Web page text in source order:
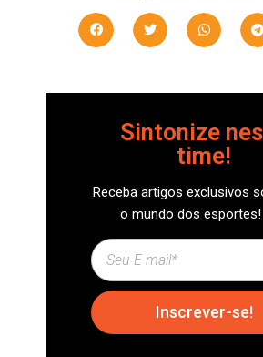
Sintonize
time!
Receba artigos exclusivos
o mundo dos esportes!
Inscrever-se!